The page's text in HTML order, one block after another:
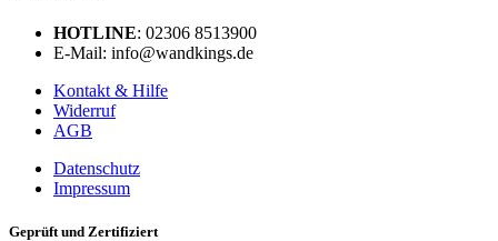
HOTLINE: 02306 8513900
E-Mail: info@wandkings.de
Kontakt & Hilfe
Widerruf
AGB
Datenschutz
Impressum
Geprüft und Zertifiziert